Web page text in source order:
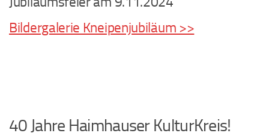
Bildergalerie Kneipenjubiläum >>
40 Jahre Haimhauser KulturKreis!